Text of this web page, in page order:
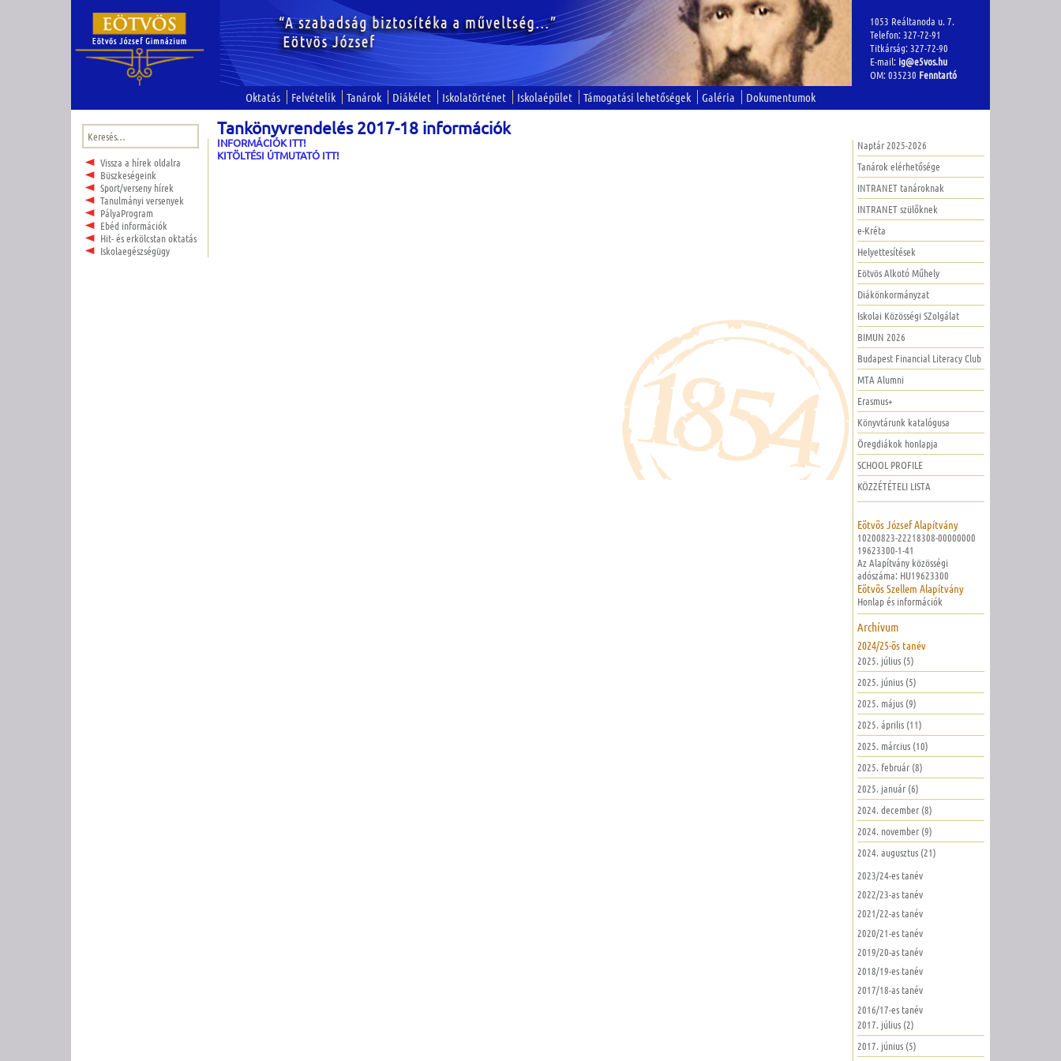
1053 Reáltanoda u. 7.
Telefon: 327-72-91
Titkárság: 327-72-90
E-mail: ig@e5vos.hu
OM: 035230 Fenntartó
Oktatás Felvételik Tanárok Diákélet Iskolatörténet Iskolaépület Támogatási lehetőségek Galéria Dokumentumok
Keresés:
Vissza a hírek oldalra
Büszkeségeink
Sport/verseny hírek
Tanulmányi versenyek
PályaProgram
Ebéd információk
Hit- és erkölcstan oktatás
Iskolaegészségügy
Tankönyvrendelés 2017-18 információk
INFORMÁCIÓK ITT!
KITÖLTÉSI ÚTMUTATÓ ITT!
Naptár 2025-2026
Tanárok elérhetősége
INTRANET tanároknak
INTRANET szülőknek
e-Kréta
Helyettesítések
Eötvös Alkotó Műhely
Diákönkormányzat
Iskolai Közösségi SZolgálat
BIMUN 2026
Budapest Financial Literacy Club
MTA Alumni
Erasmus+
Könyvtárunk katalógusa
Öregdiákok honlapja
SCHOOL PROFILE
KÖZZÉTÉTELI LISTA
Eötvös József Alapítvány
10200823-22218308-00000000
19623300-1-41
Az Alapítvány közösségi
adószáma: HU19623300
Eötvös Szellem Alapítvány
Honlap és információk
Archívum
2024/25-ös tanév
2025. július (5)
2025. június (5)
2025. május (9)
2025. április (11)
2025. március (10)
2025. február (8)
2025. január (6)
2024. december (8)
2024. november (9)
2024. augusztus (21)
2023/24-es tanév
2022/23-as tanév
2021/22-as tanév
2020/21-es tanév
2019/20-as tanév
2018/19-es tanév
2017/18-as tanév
2016/17-es tanév
2017. július (2)
2017. június (5)